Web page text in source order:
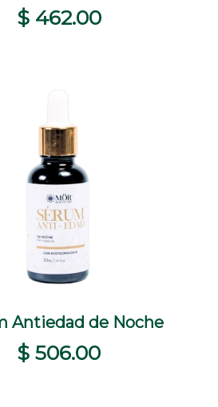
$ 462.00
RÁPIDA + COMPRAR
Antiedad de Noche
$ 506.00